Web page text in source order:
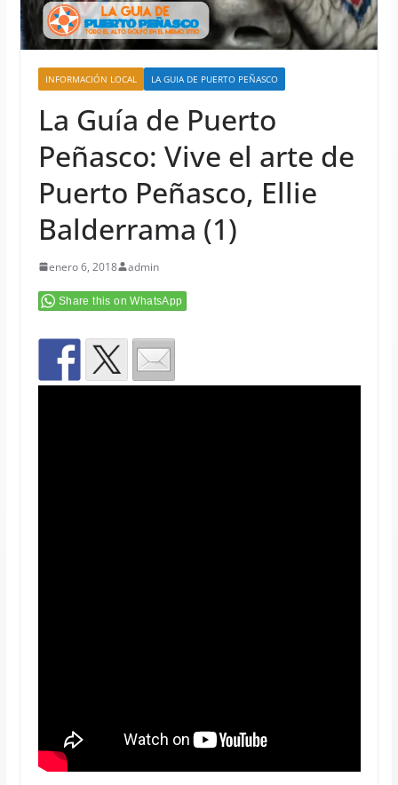
INFORMACIÓN LOCAL LA GUIA DE PUERTO PEÑASCO
La Guía de Puerto
Peñasco: Vive el arte de
Puerto Peñasco, Ellie
Balderrama (1)
enero 6, 2018 admin
Share this on WhatsApp